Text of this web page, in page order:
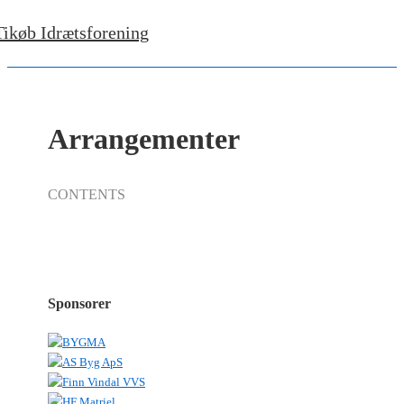
Idrætsforening
Arrangementer
CONTENTS
Sponsorer